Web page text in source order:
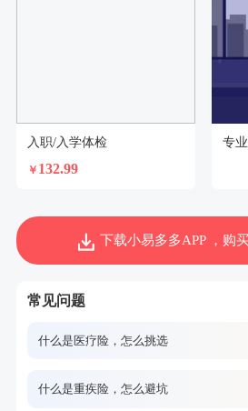
入职/入学体检
￥ 132.99
专
下载小易多多APP ，购
常见问题
什么是医疗险，怎么挑选
什么是重疾险，怎么避坑